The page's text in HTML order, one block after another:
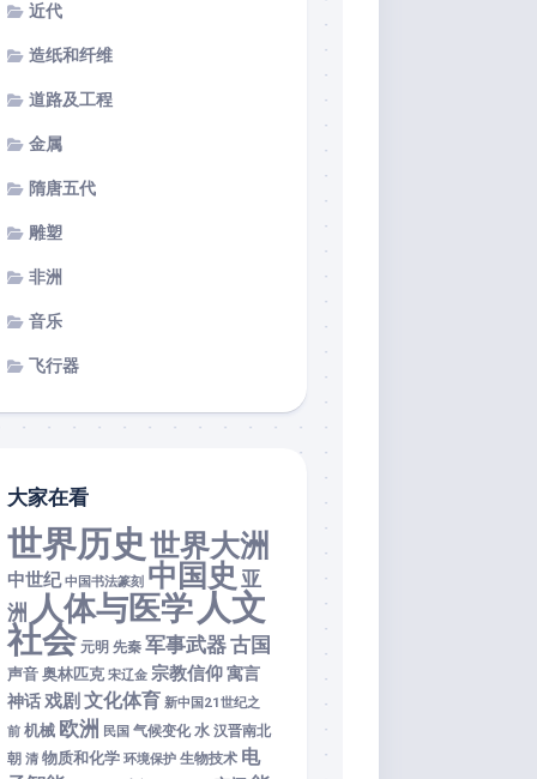
近代
造纸和纤维
道路及工程
金属
隋唐五代
雕塑
非洲
音乐
飞行器
大家在看
世界历史 世界大洲
中世纪 中国书法篆刻 中国史 亚
洲 人体与医学人文
社会 元明 先秦 军事武器古国
声音 奥林匹克 宋辽金 宗教信仰寓言
神话戏剧 文化体育 新中国21世纪之
前 机械 欧洲 民国 气候变化 水 汉晋南北
朝 清 物质和化学 环境保护 生物技术 电